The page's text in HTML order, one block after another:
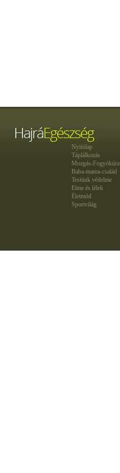
Nyitólap
Táplálkozás
Mozgás-Fogyókúra
Baba-mama-család
Testünk védelme
Elme és lélek
Életmód
Sportvilág